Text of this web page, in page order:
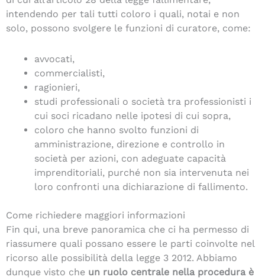
intendendo per tali tutti coloro i quali, notai e non
solo, possono svolgere le funzioni di curatore, come:
avvocati,
commercialisti,
ragionieri,
studi professionali o società tra professionisti i
cui soci ricadano nelle ipotesi di cui sopra,
coloro che hanno svolto funzioni di
amministrazione, direzione e controllo in
società per azioni, con adeguate capacità
imprenditoriali, purché non sia intervenuta nei
loro confronti una dichiarazione di fallimento.
Come richiedere maggiori informazioni
Fin qui, una breve panoramica che ci ha permesso di
riassumere quali possano essere le parti coinvolte nel
ricorso alle possibilità della legge 3 2012. Abbiamo
dunque visto che un ruolo centrale nella procedura è